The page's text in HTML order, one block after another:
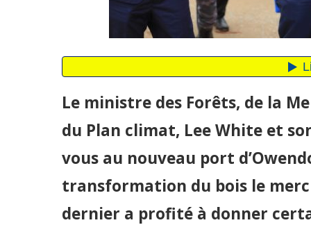
Le ministre des Forêts, de la
du Plan climat, Lee White et
vous au nouveau port
transformation du bois le
dernier a profité à donner